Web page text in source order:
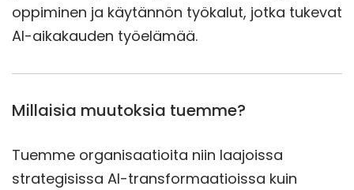
oppiminen ja käytännön työkalut, jotka tukevat
AI-aikakauden työelämää.
Millaisia muutoksia tuemme?
Tuemme organisaatioita niin laajoissa
strategisissa AI-transformaatioissa kuin